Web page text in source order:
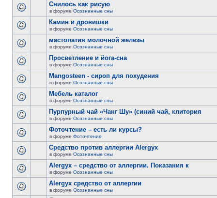
Снилось как рисую
в форуме Осознанные сны
Камин и дровишки
в форуме Осознанные сны
мастопатия молочной железы
в форуме Осознанные сны
Просветление и йога-сна
в форуме Осознанные сны
Mangosteen - сироп для похудения
в форуме Осознанные сны
Мебель каталог
в форуме Осознанные сны
Пурпурный чай «Чанг Шу» (синий чай, клитория
в форуме Осознанные сны
Фоточтение – есть ли курсы?
в форуме Фоточтение
Cредство против аллергии Alergyx
в форуме Осознанные сны
Alergyx – средство от аллергии. Показания к
в форуме Осознанные сны
Alergyx средство от аллергии
в форуме Осознанные сны